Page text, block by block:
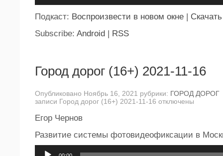
Подкаст: Воспроизвести в новом окне | Скачать
Subscribe: Android | RSS
Город дорог (16+) 2021-11-16
Опубликовано Ноябрь 16, 2021 рубрики: ГОРОД ДОРОГ
записи Город дорог (16+) 2021-11-16 отключены
Егор Чернов
Развитие системы фотовидеофиксации в